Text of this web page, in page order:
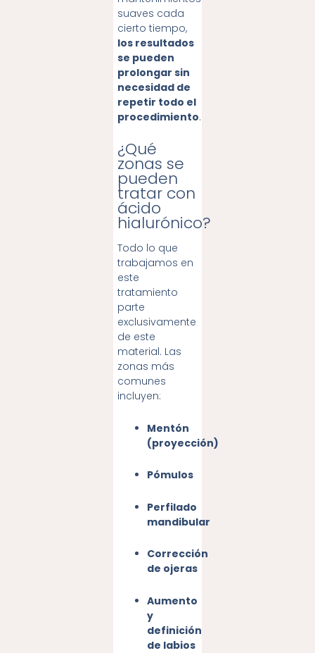
suaves cada
cierto tiempo,
los resultados
se pueden
prolongar sin
necesidad de
repetir todo el
procedimiento.
¿Qué
zonas se
pueden
tratar con
ácido
hialurónico?
Todo lo que
trabajamos en
este
tratamiento
parte
exclusivamente
de este
material. Las
zonas más
comunes
incluyen:
Mentón
(proyección)
Pómulos
Perfilado
mandibular
Corrección
de ojeras
Aumento
y
definición
de labios